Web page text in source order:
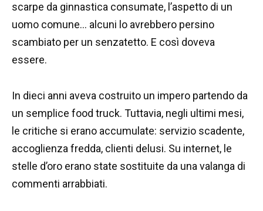
scarpe da ginnastica consumate, l’aspetto di un
uomo comune… alcuni lo avrebbero persino
scambiato per un senzatetto. E così doveva
essere.
In dieci anni aveva costruito un impero partendo da
un semplice food truck. Tuttavia, negli ultimi mesi,
le critiche si erano accumulate: servizio scadente,
accoglienza fredda, clienti delusi. Su internet, le
stelle d’oro erano state sostituite da una valanga di
commenti arrabbiati.